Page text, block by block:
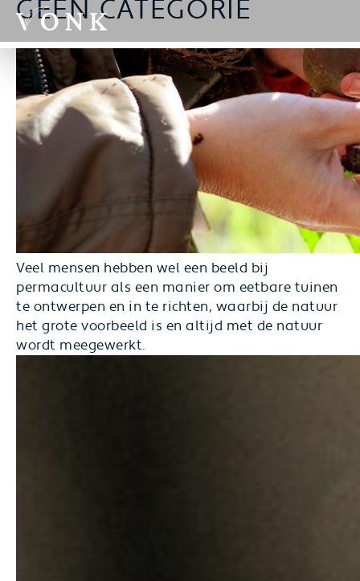
GEEN CATEGORIE
Veel mensen hebben wel een beeld bij
permacultuur als een manier om eetbare tuinen
te ontwerpen en in te richten, waarbij de natuur
het grote voorbeeld is en altijd met de natuur
wordt meegewerkt.